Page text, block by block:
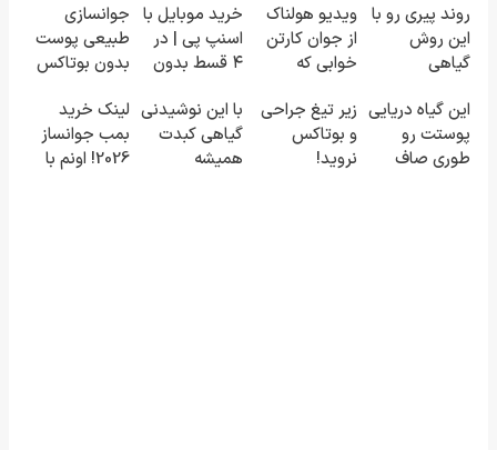
روند پیری رو با
این روش
گیاهی
ویدیو هولناک
از جوان کارتن
خوابی که
آموزش رایگان
خرید موبایل با
اسنپ پی | در
۴ قسط بدون
جوانسازی
طبیعی پوست
بدون بوتاکس
خرید با تخفیف
ویژه
این گیاه دریایی
پوستت رو
طوری صاف
زیر تیغ جراحی
و بوتاکس
نروید!
با این نوشیدنی
گیاهی کبدت
همیشه
لینک خرید
بمب جوانساز
2026! اونم با